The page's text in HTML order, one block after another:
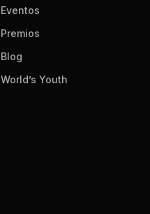
Eventos
Premios
Blog
World’s Youth